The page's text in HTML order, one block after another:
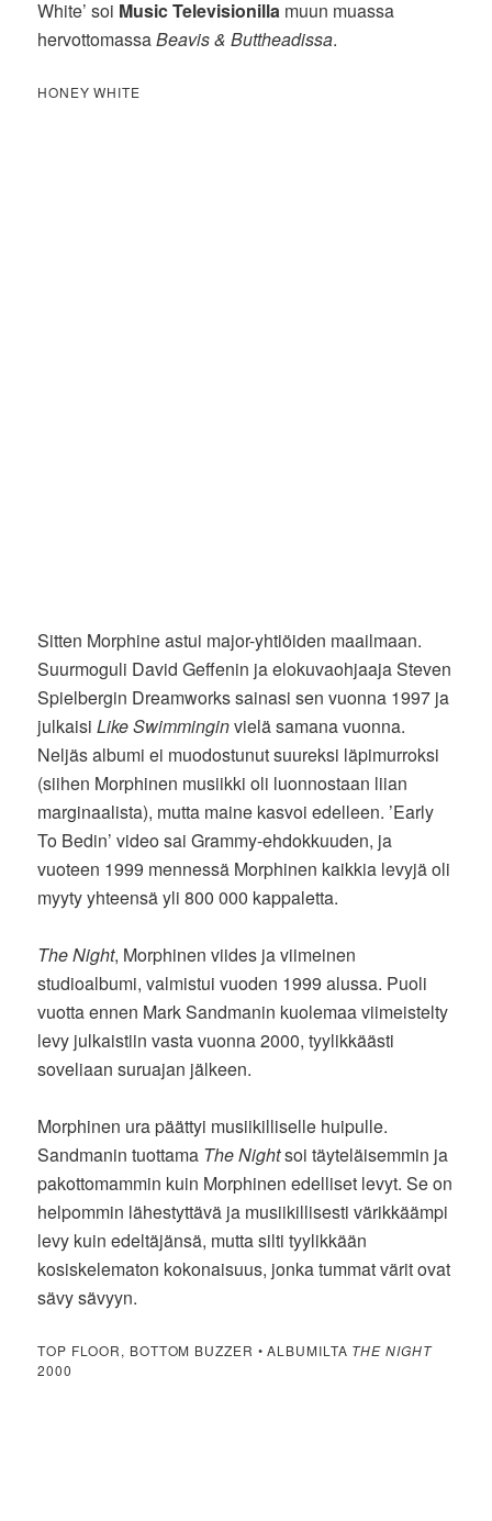
White’ soi Music Televisionilla muun muassa
hervottomassaBeavis & Buttheadissa.
HONEY WHITE
Sitten Morphine astui major-yhtiöiden maailmaan.
Suurmoguli David Geffenin ja elokuvaohjaaja Steven
Spielbergin Dreamworks sainasi sen vuonna 1997 ja
julkaisiLike Swimminginvielä samana vuonna.
Neljäs albumi ei muodostunut suureksi läpimurroksi
(siihen Morphinen musiikki oli luonnostaan liian
marginaalista), mutta maine kasvoi edelleen. ’Early
To Bedin’ video sai Grammy-ehdokkuuden, ja
vuoteen 1999 mennessä Morphinen kaikkia levyjä oli
myyty yhteensä yli 800 000 kappaletta.
The Night, Morphinen viides ja viimeinen
studioalbumi, valmistui vuoden 1999 alussa. Puoli
vuotta ennen Mark Sandmanin kuolemaa viimeistelty
levy julkaistiin vasta vuonna 2000, tyylikkäästi
soveliaan suruajan jälkeen.
Morphinen ura päättyi musiikilliselle huipulle.
Sandmanin tuottama The Nightsoi täyteläisemmin ja
pakottomammin kuin Morphinen edelliset levyt. Se on
helpommin lähestyttävä ja musiikillisesti värikkäämpi
levy kuin edeltäjänsä, mutta silti tyylikkään
kosiskelematon kokonaisuus, jonka tummat värit ovat
sävy sävyyn.
TOP FLOOR, BOTTOM BUZZER • ALBUMILTA THE NIGHT
2000